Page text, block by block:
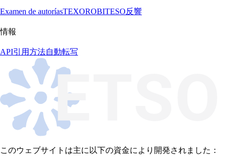
Examen de autoríasTEXOROBITESO反響
情報
API引用方法自動転写
このウェブサイトは主に以下の資金により開発されました：